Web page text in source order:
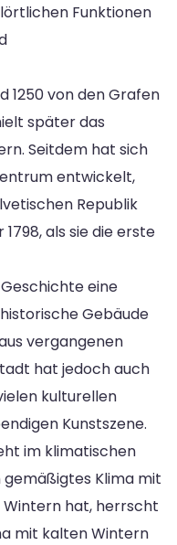
Funktionen
1250 von den Grafen
später das
Seitdem hat sich
entwickelt,
Republik
als sie die erste
eine
Gebäude
vergangenen
hat jedoch auch
kulturellen
Kunstszene.
im klimatischen
Klima mit
hat, herrscht
mit kalten Wintern